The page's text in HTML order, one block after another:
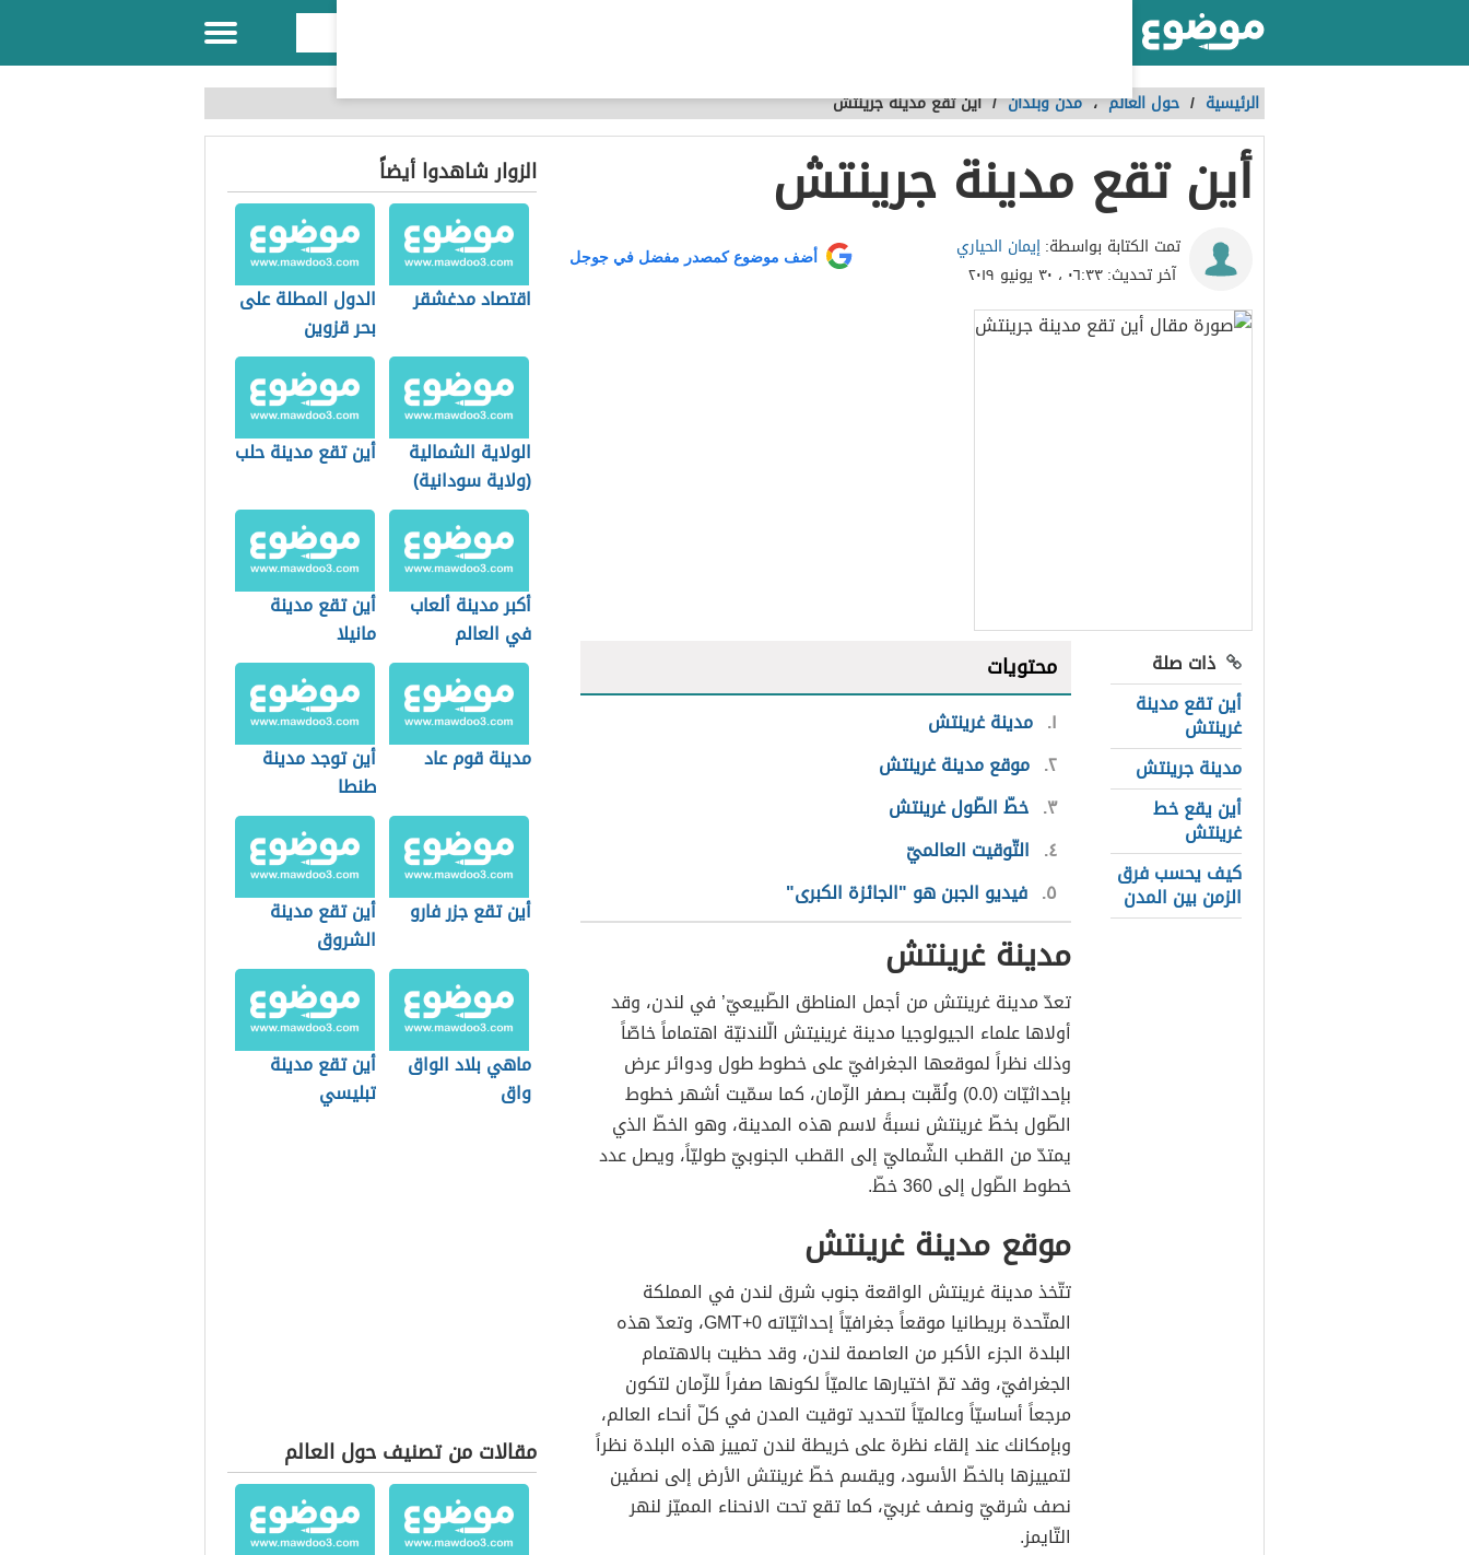
الرئيسية / حول العالم،مدن وبلدان /أين تقع مدينة جرينتش
أين تقع مدينة جرينتش
تمت الكتابة بواسطة:إيمان الحياري
آخر تحديث:٠٦:٣٣ ، ٣٠ يونيو ٢٠١٩
أضف موضوع كمصدر مفضل في جوجل
ذات صلة
أين تقع مدينة
غرينتش
مدينة جرينتش
أين يقع خط
غرينتش
كيف يحسب فرق
الزمن بين المدن
محتويات
١ مدينة غرينتش
٢ موقع مدينة غرينتش
٣ خطّ الطّول غرينتش
٤ التّوقيت العالميّ
٥ فيديو الجبن هو "الجائزة الكبرى"
مدينة غرينتش
تعدّ مدينة غرينتش من أجمل المناطق الطّبيعيّ’ في لندن، وقد
أولاها علماء الجيولوجيا مدينة غرينيتش الّلندنيّة اهتماماً خاصّاً
وذلك نظراً لموقعها الجغرافيّ على خطوط طول ودوائر عرض
بإحداثيّات (0.0) ولُقّبت بـصفر الزّمان، كما سمّيت أشهر خطوط
الطّول بخطّ غرينتش نسبةً لاسم هذه المدينة، وهو الخطّ الذي
يمتدّ من القطب الشّماليّ إلى القطب الجنوبيّ طوليّاً، ويصل عدد
خطوط الطّول إلى 360 خطّ.
موقع مدينة غرينتش
تتّخذ مدينة غرينتش الواقعة جنوب شرق لندن في المملكة
المتّحدة بريطانيا موقعاً جغرافيّاً إحداثيّاته GMT+0، وتعدّ هذه
البلدة الجزء الأكبر من العاصمة لندن، وقد حظيت بالاهتمام
الجغرافيّ، وقد تمّ اختيارها عالميّاً لكونها صفراً للزّمان لتكون
مرجعاً أساسيّاً وعالميّاً لتحديد توقيت المدن في كلّ أنحاء العالم،
وبإمكانك عند إلقاء نظرة على خريطة لندن تمييز هذه البلدة نظراً
لتمييزها بالخطّ الأسود، ويقسم خطّ غرينتش الأرض إلى نصفَين
نصف شرقيّ ونصف غربيّ، كما تقع تحت الانحناء المميّز لنهر
التّايمز.
الزوار شاهدوا أيضاً
اقتصاد مدغشقر
الدول المطلة على
بحر قزوين
الولاية الشمالية
(ولاية سودانية)
أين تقع مدينة حلب
أكبر مدينة ألعاب
في العالم
أين تقع مدينة
مانيلا
مدينة قوم عاد
أين توجد مدينة
طنطا
أين تقع جزر فارو
أين تقع مدينة
الشروق
ماهي بلاد الواق
واق
أين تقع مدينة
تبليسي
مقالات من تصنيف حول العالم